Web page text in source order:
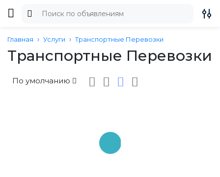
Главная Услуги Транспортные Перевозки
Транспортные Перевозки
По умолчанию